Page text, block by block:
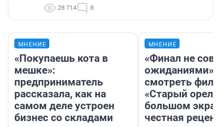
28 714 8
МНЕНИЕ
«Покупаешь кота в
мешке»:
предприниматель
рассказала, как на
самом деле устроен
бизнес со складами
МНЕНИЕ
«Финал не
ожиданиями»:
смотреть
«Старый орел»
большом
честная